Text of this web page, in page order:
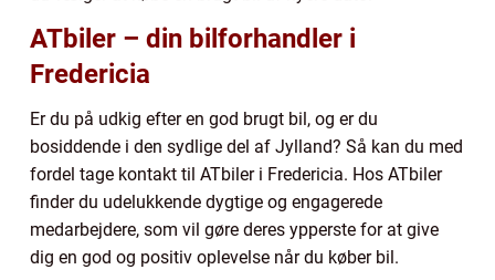
ATbiler – din bilforhandler i
Fredericia
Er du på udkig efter en god brugt bil, og er du
bosiddende i den sydlige del af Jylland? Så kan du med
fordel tage kontakt til ATbiler i Fredericia. Hos ATbiler
finder du udelukkende dygtige og engagerede
medarbejdere, som vil gøre deres ypperste for at give
dig en god og positiv oplevelse når du køber bil.